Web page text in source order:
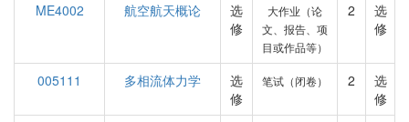
ME4002
航空航天概论
选
修
大作业（论
文、报告、项
目或作品等）
2
选
修
005111 多相流体力学
选
修
笔试（闭卷） 2
选
修